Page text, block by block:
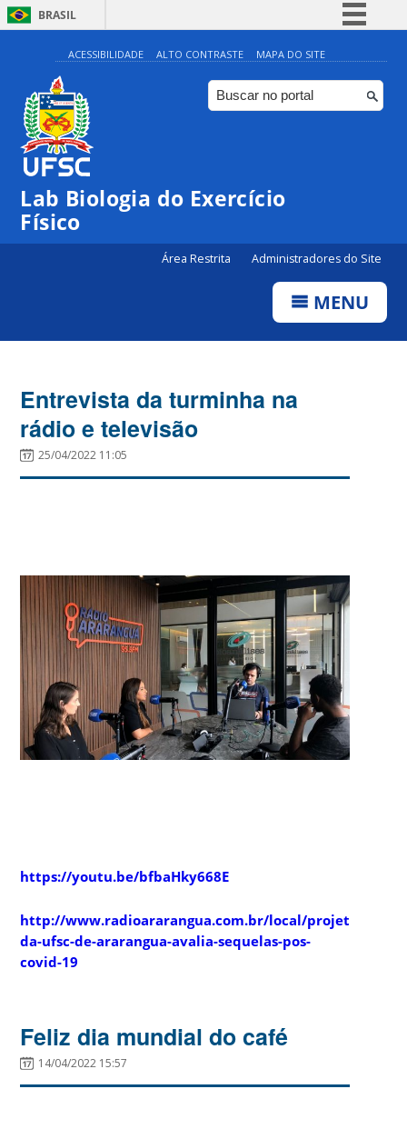
BRASIL
Simplifique!
Comunica BR
Participe
Canais
ACESSIBILIDADE ALTO CONTRASTE MAPA DO SITE
Lab Biologia do Exercício
Físico
Área Restrita Administradores do Site
MENU
Entrevista da turminha na
rádio e televisão
25/04/2022 11:05
https://youtu.be/bfbaHky668E
http://www.radioararangua.com.br/local/projeto-
da-ufsc-de-ararangua-avalia-sequelas-pos-
covid-19
Feliz dia mundial do café
14/04/2022 15:57